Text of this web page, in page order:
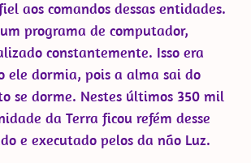
aos comandos dessas entidades.
um programa de computador,
constantemente. Isso era
ele dormia, pois a alma sai do
se dorme. Nestes últimos 350 mil
da Terra ficou refém desse
e executado pelos da não Luz.